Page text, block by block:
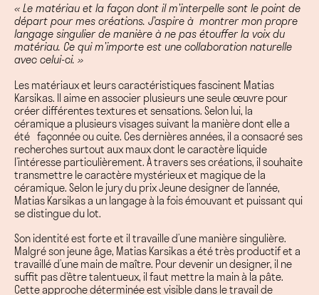
« Le matériau et la façon dont il m’interpelle sont le point de
départ pour mes créations. J’aspire à montrer mon propre
langage singulier de manière à ne pas étouffer la voix du
matériau. Ce qui m’importe est une collaboration naturelle
avec celui-ci. »
Les matériaux et leurs caractéristiques fascinent Matias
Karsikas. Il aime en associer plusieurs une seule œuvre pour
créer différentes textures et sensations. Selon lui, la
céramique a plusieurs visages suivant la manière dont elle a
été façonnée ou cuite. Ces dernières années, il a consacré ses
recherches surtout aux maux dont le caractère liquide
l’intéresse particulièrement. À travers ses créations, il souhaite
transmettre le caractère mystérieux et magique de la
céramique. Selon le jury du prix Jeune designer de l’année,
Matias Karsikas a un langage à la fois émouvant et puissant qui
se distingue du lot.
Son identité est forte et il travaille d’une manière singulière.
Malgré son jeune âge, Matias Karsikas a été très productif et a
travaillé d’une main de maître. Pour devenir un designer, il ne
suffit pas d’être talentueux, il faut mettre la main à la pâte.
Cette approche déterminée est visible dans le travail de